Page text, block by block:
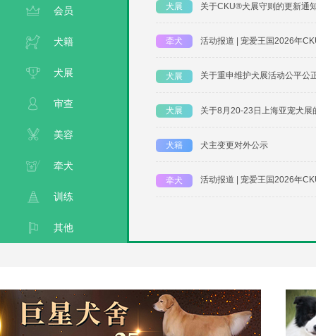
会员
犬籍
犬展
审查
美容
牵犬
训练
其他
犬展 关于CKU®犬展守则的更新通
牵犬 活动报道 | 宠爱王国2026年
犬展 关于重申维护犬展活动公平公
犬展 关于8月20-23日上海亚宠犬展
犬籍 犬主变更对外公示
牵犬 活动报道 | 宠爱王国2026年